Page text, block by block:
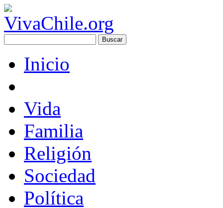
Inicio
Vida
Familia
Religión
Sociedad
Política